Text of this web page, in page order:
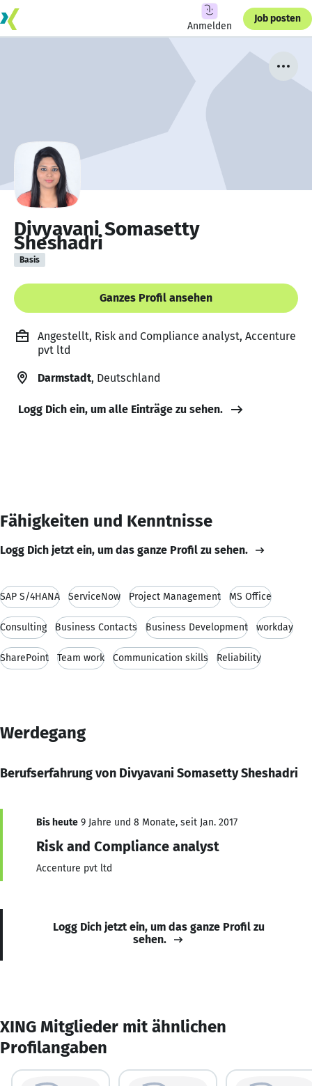
Anmelden
Job posten
Divyavani Somasetty
Sheshadri
Basis
Ganzes Profil ansehen
Angestellt, Risk and Compliance analyst, Accenture
pvt ltd
Darmstadt, Deutschland
Logg Dich ein, um alle Einträge zu sehen.
Fähigkeiten und Kenntnisse
Logg Dich jetzt ein, um das ganze Profil zu sehen.
SAP S/4HANA ServiceNow Project Management MS Office
Consulting Business Contacts Business Development workday
SharePoint Team work Communication skills Reliability
Werdegang
Berufserfahrung von Divyavani Somasetty Sheshadri
Bis heute 9 Jahre und 8 Monate, seit Jan. 2017
Risk and Compliance analyst
Accenture pvt ltd
Logg Dich jetzt ein, um das ganze Profil zu
sehen.
XING Mitglieder mit ähnlichen
Profilangaben